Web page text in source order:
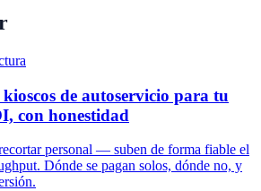
de autoservicio para tu
con honestidad
personal — suben de forma fiable el
Dónde se pagan solos, dónde no, y